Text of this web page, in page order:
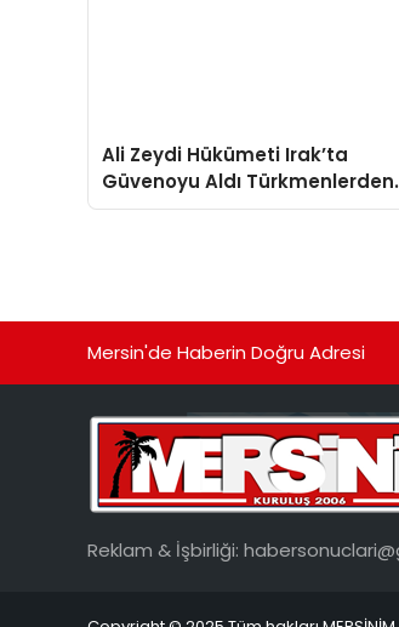
Ali Zeydi Hükümeti Irak’ta
Güvenoyu Aldı Türkmenlerden
Temsil Tepkisi
Mersin'de Haberin Doğru Adresi
Reklam & İşbirliği: